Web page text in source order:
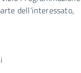
dell’interessato,